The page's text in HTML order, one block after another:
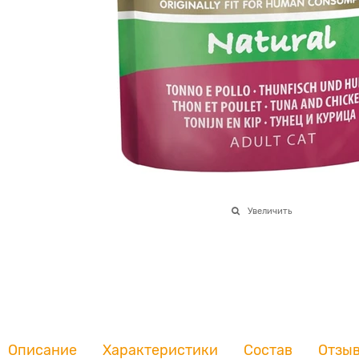
Увеличить
Описание Характеристики Состав